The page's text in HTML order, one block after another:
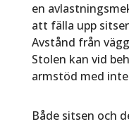
en
att fälla upp
Avstånd från
Stolen kan vid
armstöd med
Både sitsen och